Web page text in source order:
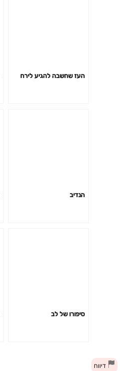
העז שחשבה להגיע לירח
הנדיב
סיפורו של לב
דיווח